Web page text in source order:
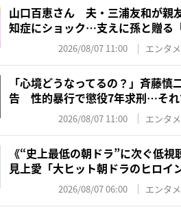
山口百恵さん 夫・三浦友和が親
知症にショック…支えに孫と贈る
2026/08/07 11:00 エンタ
「心境どうなってるの？」斉藤慎
告 性的暴行で懲役7年求刑…それ
2026/08/07 11:00 エンタ
《“史上最低の朝ドラ”に次ぐ低視
見上愛「大ヒット朝ドラのヒロイ
2026/08/07 06:00 エンタ